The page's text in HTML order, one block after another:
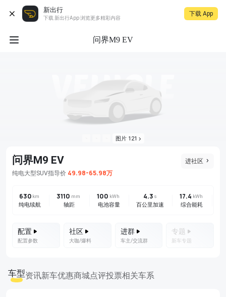
新出行
下载 新出行App 浏览更多精彩内容
下载 App
问界M9 EV
图片 121
进社区
问界M9 EV
纯电大型SUV指导价 49.98-65.98万
630 km
纯电续航
3110 mm
轴距
100 kWh
电池容量
4.3 s
百公里加速
17.4 kWh
综合能耗
配置
配置参数
社区
大咖/爆料
进群
车主/交流群
专题
新车专题
车型资讯新车优惠商城点评投票相关车系